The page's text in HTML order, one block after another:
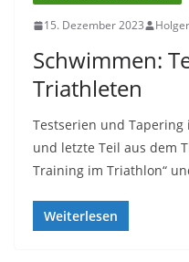
15. Dezember 2023
Schwimmen:
Triathleten
Testserien und
und letzte Teil aus dem
Training im Triathlon“
Weiterlesen